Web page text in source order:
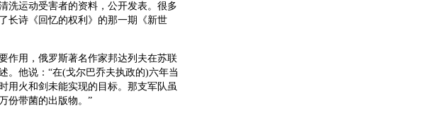
洗运动受害者的资料，公开发表。很多
长诗《回忆的权利》的那一期《新世
用，俄罗斯著名作家邦达列夫在苏联
。他说：“在(戈尔巴乔夫执政的)六年当
用火和剑未能实现的目标。那支军队虽
份带菌的出版物。”